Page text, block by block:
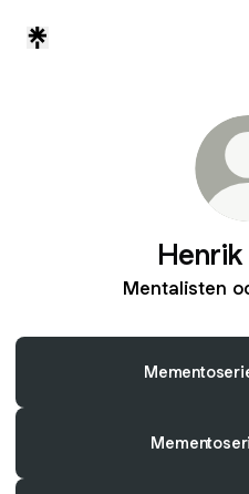
Henrik
Mentalisten